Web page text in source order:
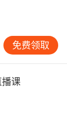
questions
déjà le
免费领取
课